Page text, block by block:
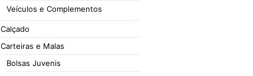
Veículos e Complementos
Calçado
Carteiras e Malas
Bolsas Juvenis